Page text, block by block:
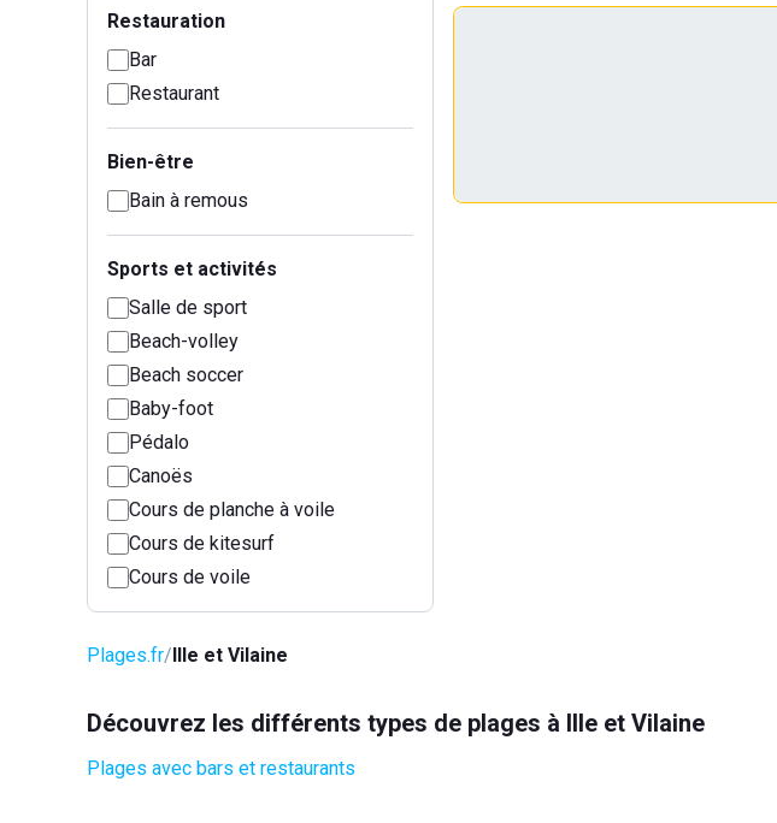
Restauration
Bar
Restaurant
Bien-être
Bain à remous
Sports et activités
Salle de sport
Beach-volley
Beach soccer
Baby-foot
Pédalo
Canoës
Cours de planche à voile
Cours de kitesurf
Cours de voile
Plages.fr Ille et Vilaine
Découvrez les différents types de plages à Ille et Vilaine
Plages avec bars et restaurants